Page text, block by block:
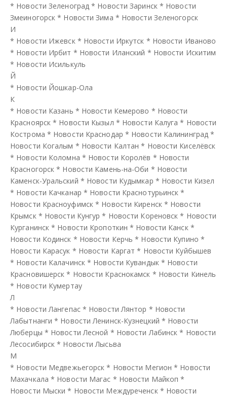
* Новости Зеленоград * Новости Заринск * Новости
Змеиногорск * Новости Зима * Новости Зеленогорск
И
* Новости Ижевск * Новости Иркутск * Новости Иваново
* Новости Ирбит * Новости Иланский * Новости Искитим
* Новости Исилькуль
Й
* Новости Йошкар-Ола
К
* Новости Казань * Новости Кемерово * Новости
Красноярск * Новости Кызыл * Новости Калуга * Новости
Кострома * Новости Краснодар * Новости Калининград *
Новости Когалым * Новости Калтан * Новости Киселёвск
* Новости Коломна * Новости Королёв * Новости
Красногорск * Новости Камень-на-Оби * Новости
Каменск-Уральский * Новости Кудымкар * Новости Кизел
* Новости Качканар * Новости Краснотурьинск *
Новости Красноуфимск * Новости Киренск * Новости
Крымск * Новости Кунгур * Новости Кореновск * Новости
Курганинск * Новости Кропоткин * Новости Канск *
Новости Кодинск * Новости Керчь * Новости Купино *
Новости Карасук * Новости Каргат * Новости Куйбышев
* Новости Калачинск * Новости Кувандык * Новости
Красновишерск * Новости Краснокамск * Новости Кинель
* Новости Кумертау
Л
* Новости Лангепас* Новости Лянтор * Новости
Лабытнанги * Новости Ленинск-Кузнецкий * Новости
Люберцы * Новости Лесной * Новости Лабинск * Новости
Лесосибирск * Новости Лысьва
М
* Новости Медвежьегорск * Новости Мегион * Новости
Махачкала * Новости Магас * Новости Майкоп *
Новости Мыски * Новости Междуреченск * Новости